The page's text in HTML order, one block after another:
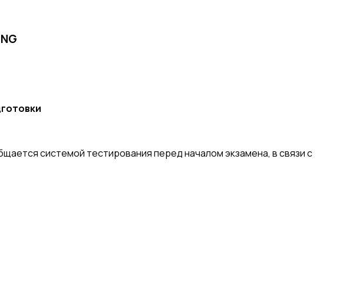
системой тестирования перед началом экзамена, в связи с